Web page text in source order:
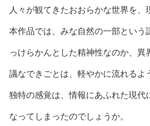
人々が観てきたおおらかな世界を、
本作品では、みな自然の一部という
っけらかんとした精神性なのか、
議なできごとは、軽やかに流れるよ
独特の感覚は、情報にあふれた現代
なってしまったのでしょうか。